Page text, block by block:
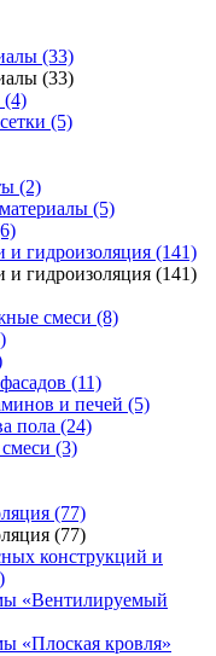
(33)
(33)
(4)
(5)
(2)
(5)
и гидроизоляция (141)
и гидроизоляция (141)
смеси (8)
(11)
и печей (5)
пола (24)
(3)
(77)
(77)
конструкций и
«Вентилируемый
«Плоская кровля»